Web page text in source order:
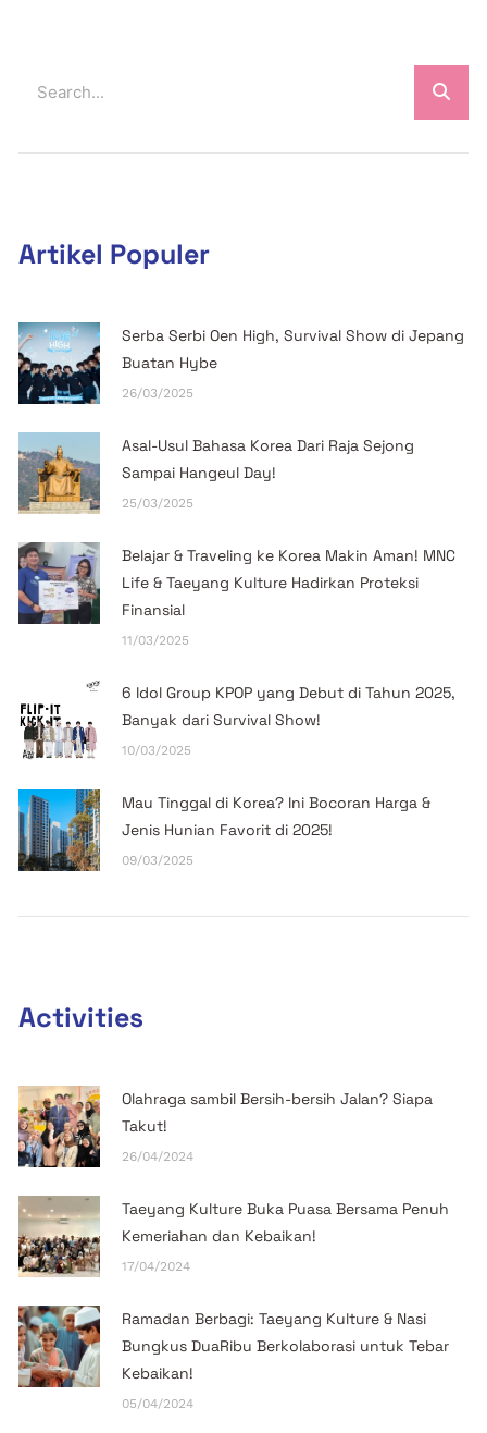
Artikel Populer
Serba Serbi Oen High, Survival Show di Jepang
Buatan Hybe
26/03/2025
Asal-Usul Bahasa Korea Dari Raja Sejong
Sampai Hangeul Day!
25/03/2025
Belajar & Traveling ke Korea Makin Aman! MNC
Life & Taeyang Kulture Hadirkan Proteksi
Finansial
11/03/2025
6 Idol Group KPOP yang Debut di Tahun 2025,
Banyak dari Survival Show!
10/03/2025
Mau Tinggal di Korea? Ini Bocoran Harga &
Jenis Hunian Favorit di 2025!
09/03/2025
Activities
Olahraga sambil Bersih-bersih Jalan? Siapa
Takut!
26/04/2024
Taeyang Kulture Buka Puasa Bersama Penuh
Kemeriahan dan Kebaikan!
17/04/2024
Ramadan Berbagi: Taeyang Kulture & Nasi
Bungkus DuaRibu Berkolaborasi untuk Tebar
Kebaikan!
05/04/2024